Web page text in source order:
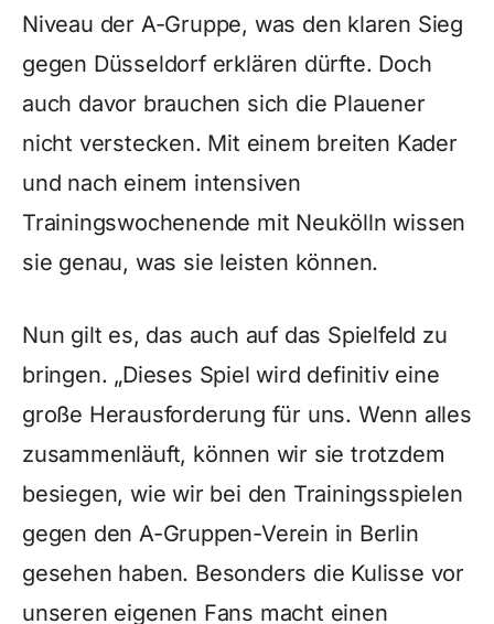
Niveau der A-Gruppe, was den klaren Sieg
gegen Düsseldorf erklären dürfte. Doch
auch davor brauchen sich die Plauener
nicht verstecken. Mit einem breiten Kader
und nach einem intensiven
Trainingswochenende mit Neukölln wissen
sie genau, was sie leisten können.
Nun gilt es, das auch auf das Spielfeld zu
bringen. „Dieses Spiel wird definitiv eine
große Herausforderung für uns. Wenn alles
zusammenläuft, können wir sie trotzdem
besiegen, wie wir bei den Trainingsspielen
gegen den A-Gruppen-Verein in Berlin
gesehen haben. Besonders die Kulisse vor
unseren eigenen Fans macht einen